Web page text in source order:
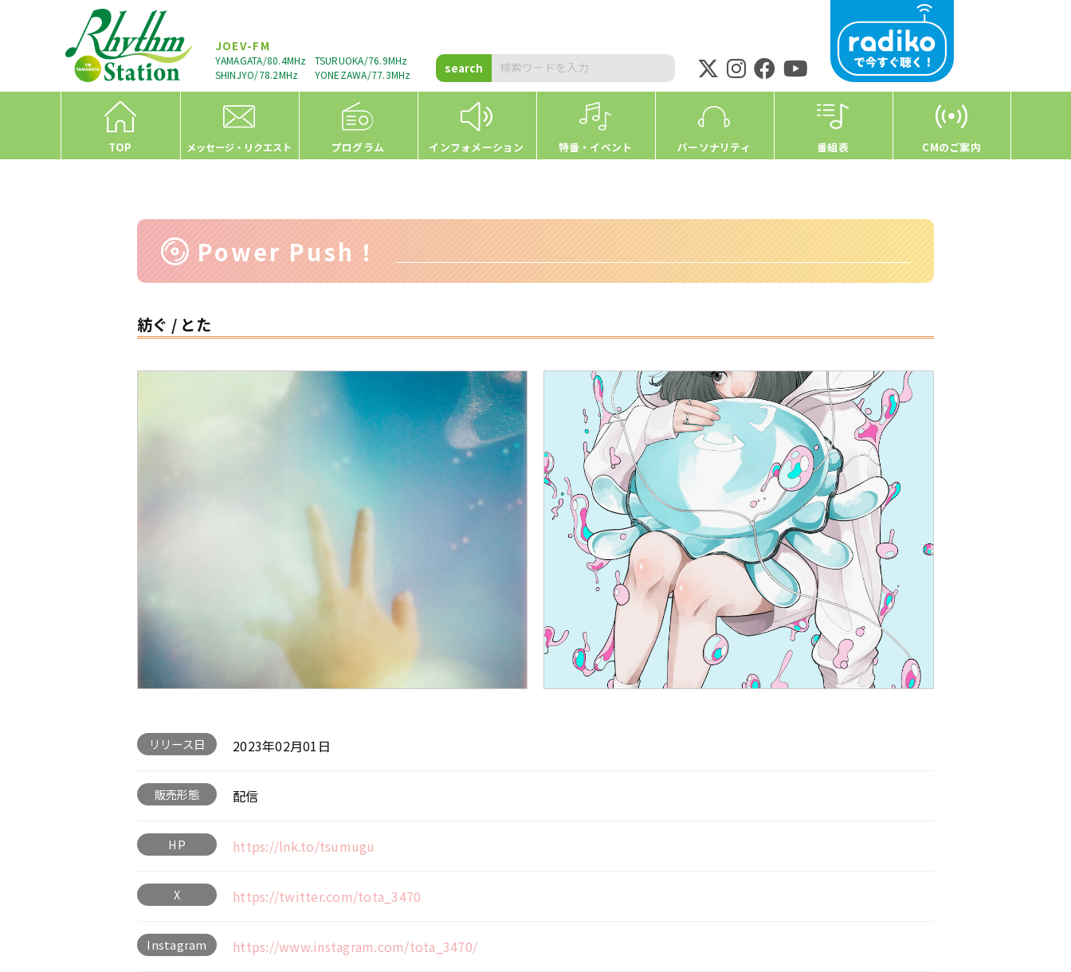
JOEV-FM
YAMAGATA/80.4MHz
TSURUOKA/76.9MHz
SHINJYO/78.2MHz
YONEZAWA/77.3MHz search
TOP メッセージ・リクエスト プログラム インフォメーション 特番・イベント パーソナリティ 番組表 CMのご案内
Power Push！
紡ぐ / とた
リリース日 2023年02月01日
販売形態 配信
HP https://lnk.to/tsumugu
X https://twitter.com/tota_3470
Instagram https://www.instagram.com/tota_3470/